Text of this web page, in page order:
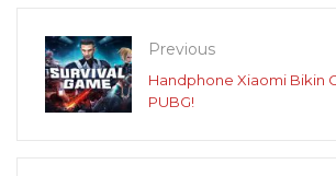
Previous
Handphone Xiaomi Bikin
PUBG!